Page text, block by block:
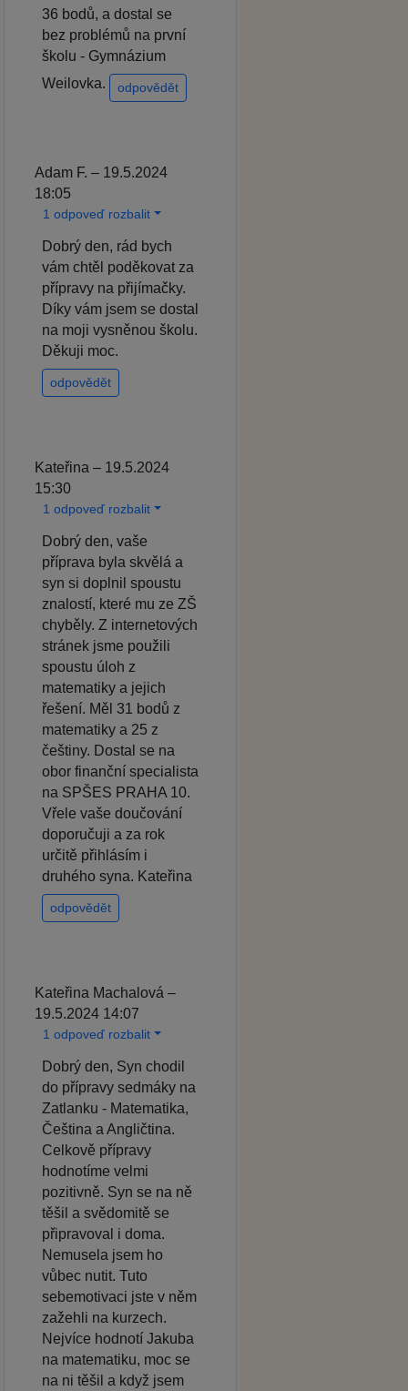
36 bodů, a dostal se
bez problémů na první
školu - Gymnázium
Weilovka.
odpovědět
Adam F. – 19.5.2024
18:05
1 odpoveď rozbalit
Dobrý den, rád bych
vám chtěl poděkovat za
přípravy na přijímačky.
Díky vám jsem se dostal
na moji vysněnou školu.
Děkuji moc.
odpovědět
Kateřina – 19.5.2024
15:30
1 odpoveď rozbalit
Dobrý den, vaše
příprava byla skvělá a
syn si doplnil spoustu
znalostí, které mu ze ZŠ
chyběly. Z internetových
stránek jsme použili
spoustu úloh z
matematiky a jejich
řešení. Měl 31 bodů z
matematiky a 25 z
češtiny. Dostal se na
obor finanční specialista
na SPŠES PRAHA 10.
Vřele vaše doučování
doporučuji a za rok
určitě přihlásím i
druhého syna. Kateřina
odpovědět
Kateřina Machalová –
19.5.2024 14:07
1 odpoveď rozbalit
Dobrý den, Syn chodil
do přípravy sedmáky na
Zatlanku - Matematika,
Čeština a Angličtina.
Celkově přípravy
hodnotíme velmi
pozitivně. Syn se na ně
těšil a svědomitě se
připravoval i doma.
Nemusela jsem ho
vůbec nutit. Tuto
sebemotivaci jste v něm
zažehli na kurzech.
Nejvíce hodnotí Jakuba
na matematiku, moc se
na ni těšil a když jsem